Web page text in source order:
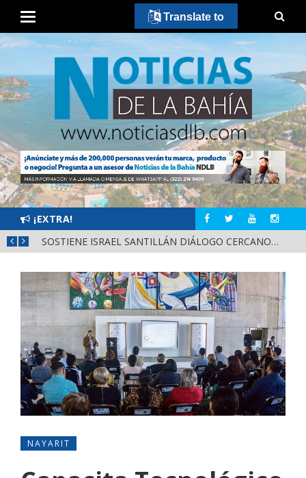
¡EXTRA!
SOSTIENE ISRAEL SANTILLÁN DIÁLOGO CERCANO CON HABITANTES DE LA CALLE 2 DE OCTUBRE
NAYARIT
Translate to